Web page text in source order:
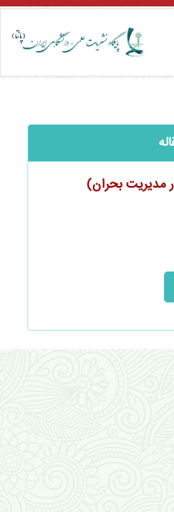
مدیریت بحران)